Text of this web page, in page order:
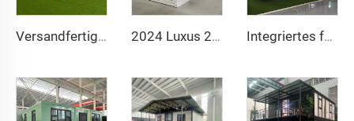
Versandfertig 40 Fuß 20 Fuß Luxus-Villa aus leichtem Stahl Komplettbadezimmer Fertighaus Erweiterbares Containerhaus Preis Fertighaus 2024 Luxus 20ft vorgefertigtes Faltcontainerhaus Fertighäuser Ausklappbares Containerhaus zum Verkauf Integriertes farbiges Stahl-Faltcontainer-Wohnmodul, mobiles Konstruktionsmodul in Schachtelbauweise für Hotels und Geschäfte